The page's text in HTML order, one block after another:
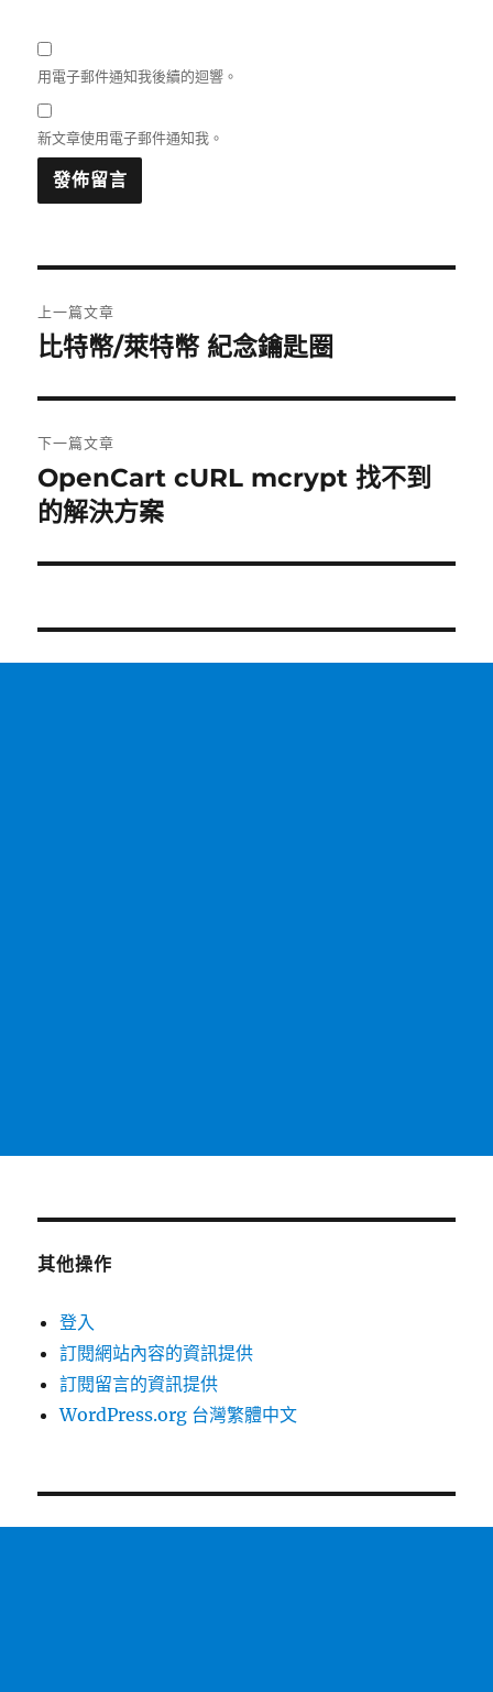
用電子郵件通知我後續的迴響。
新文章使用電子郵件通知我。
章
覽
上一篇文章
上
篇
文
章:
比特幣/萊特幣 紀念鑰匙圈
下一篇文章
下
一
文
OpenCart cURL mcrypt 找不到
的解決方案
其他操作
登入
訂閱網站內容的資訊提供
訂閱留言的資訊提供
WordPress.org 台灣繁體中文